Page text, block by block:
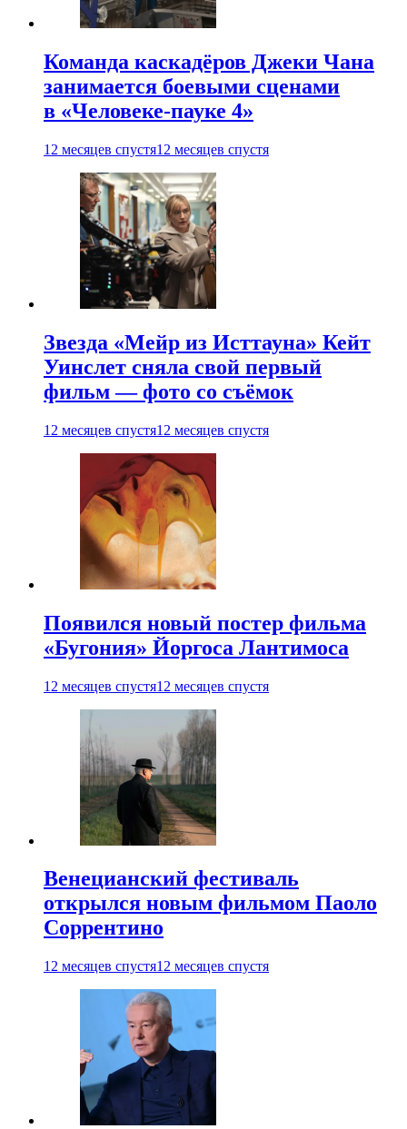
Команда каскадёров Джеки Чана
занимается боевыми сценами
в «Человеке-пауке 4»
12 месяцев спустя12 месяцев спустя
Звезда «Мейр из Исттауна» Кейт
Уинслет сняла свой первый
фильм — фото со съёмок
12 месяцев спустя12 месяцев спустя
Появился новый постер фильма
«Бугония» Йоргоса Лантимоса
12 месяцев спустя12 месяцев спустя
Венецианский фестиваль
открылся новым фильмом Паоло
Соррентино
12 месяцев спустя12 месяцев спустя